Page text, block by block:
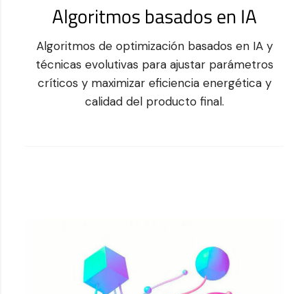
Algoritmos basados en IA
Algoritmos de optimización basados en IA y
técnicas evolutivas para ajustar parámetros
críticos y maximizar eficiencia energética y
calidad del producto final.